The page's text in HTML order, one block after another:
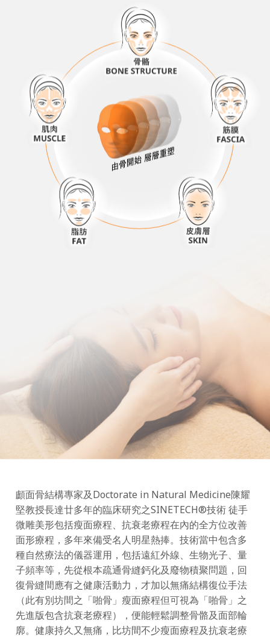
顱面骨結構專家及Doctorate in Natural Medicine陳耀
堅教授長達廿多年的臨床研究之SINETECH®️技術 徒手
微雕美形包括瘦面療程、抗衰老療程在內的全方位改善
面形療程，多年來備受名人明星熱捧。技術當中包含多
種自然療法的儀器運用，包括遠紅外線、生物光子、量
子頻率等，先從根本疏通骨縫鈣化及廢物積聚問題，回
復骨縫間應有之健康活動力，才加以無痛結構復位手法
（此有別坊間之「啪骨」瘦面療程但可視為「啪骨」之
先進版包含抗衰老療程），便能輕鬆調整骨骼及面部輪
廓。健康持久又無痛，比坊間不少瘦面療程及抗衰老療